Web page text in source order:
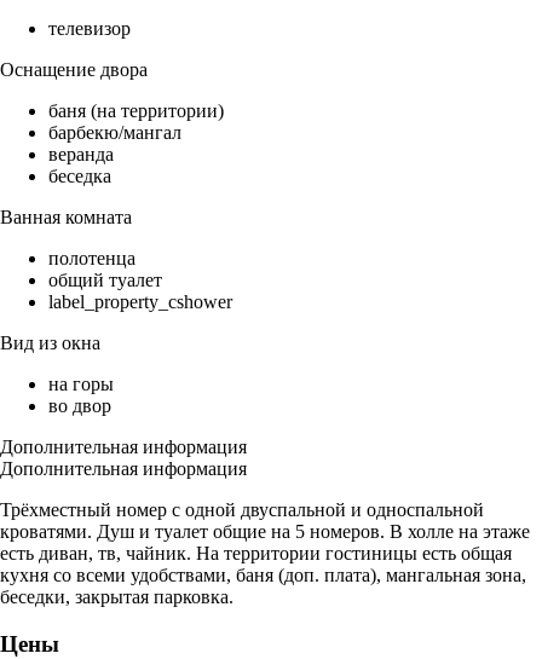
телевизор
Оснащение двора
баня (на территории)
барбекю/мангал
веранда
беседка
Ванная комната
полотенца
общий туалет
label_property_cshower
Вид из окна
на горы
во двор
Дополнительная информация
Дополнительная информация
Трёхместный номер с одной двуспальной и односпальной
кроватями. Душ и туалет общие на 5 номеров. В холле на этаже
есть диван, тв, чайник. На территории гостиницы есть общая
кухня со всеми удобствами, баня (доп. плата), мангальная зона,
беседки, закрытая парковка.
Цены